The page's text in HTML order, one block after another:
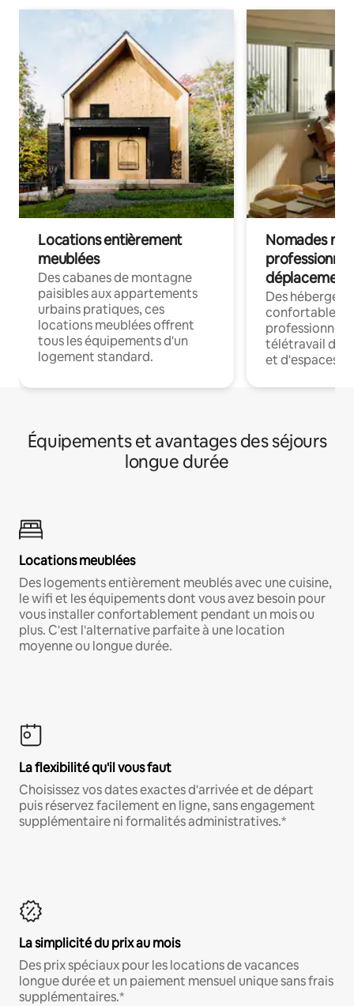
Locations entièrement
meublées
Des cabanes de montagne
paisibles aux appartements
urbains pratiques, ces
locations meublées offrent
tous les équipements d'un
logement standard.
Nomades
déplacement
Des
confortables
professionnels
télétravail
et d'espaces
Équipements et avantages des séjours
longue durée
Locations meublées
Des logements entièrement meublés avec une cuisine,
le wifi et les équipements dont vous avez besoin pour
vous installer confortablement pendant un mois ou
plus. C'est l'alternative parfaite à une location
moyenne ou longue durée.
La flexibilité qu'il vous faut
Choisissez vos dates exactes d'arrivée et de départ
puis réservez facilement en ligne, sans engagement
supplémentaire ni formalités administratives.*
La simplicité du prix au mois
Des prix spéciaux pour les locations de vacances
longue durée et un paiement mensuel unique sans frais
supplémentaires.*